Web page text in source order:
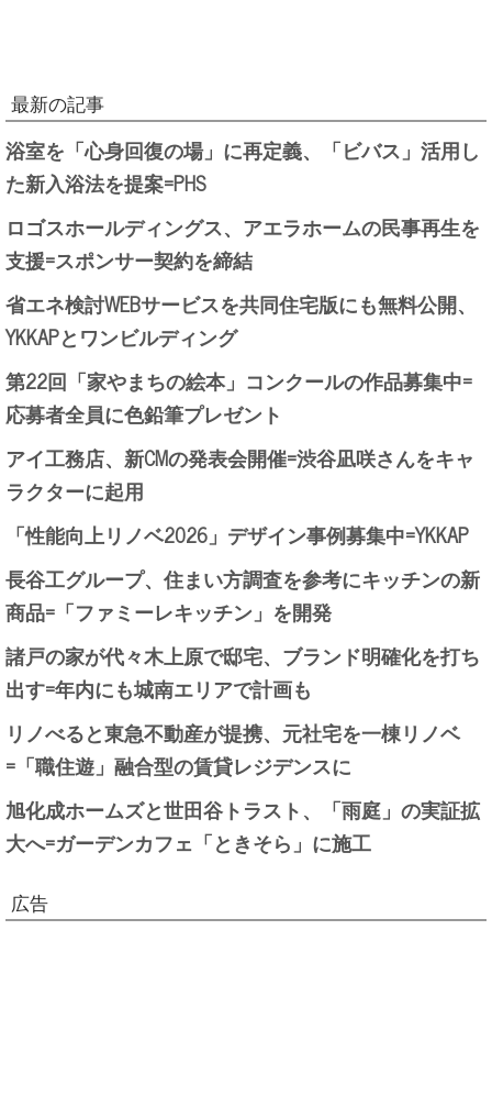
最新の記事
浴室を「心身回復の場」に再定義、「ビバス」活用し
た新入浴法を提案=PHS
ロゴスホールディングス、アエラホームの民事再生を
支援=スポンサー契約を締結
省エネ検討WEBサービスを共同住宅版にも無料公開、
YKKAPとワンビルディング
第22回「家やまちの絵本」コンクールの作品募集中=
応募者全員に色鉛筆プレゼント
アイ工務店、新CMの発表会開催=渋谷凪咲さんをキャ
ラクターに起用
「性能向上リノベ2026」デザイン事例募集中=YKKAP
長谷工グループ、住まい方調査を参考にキッチンの新
商品=「ファミーレキッチン」を開発
諸戸の家が代々木上原で邸宅、ブランド明確化を打ち
出す=年内にも城南エリアで計画も
リノべると東急不動産が提携、元社宅を一棟リノベ
=「職住遊」融合型の賃貸レジデンスに
旭化成ホームズと世田谷トラスト、「雨庭」の実証拡
大へ=ガーデンカフェ「ときそら」に施工
広告